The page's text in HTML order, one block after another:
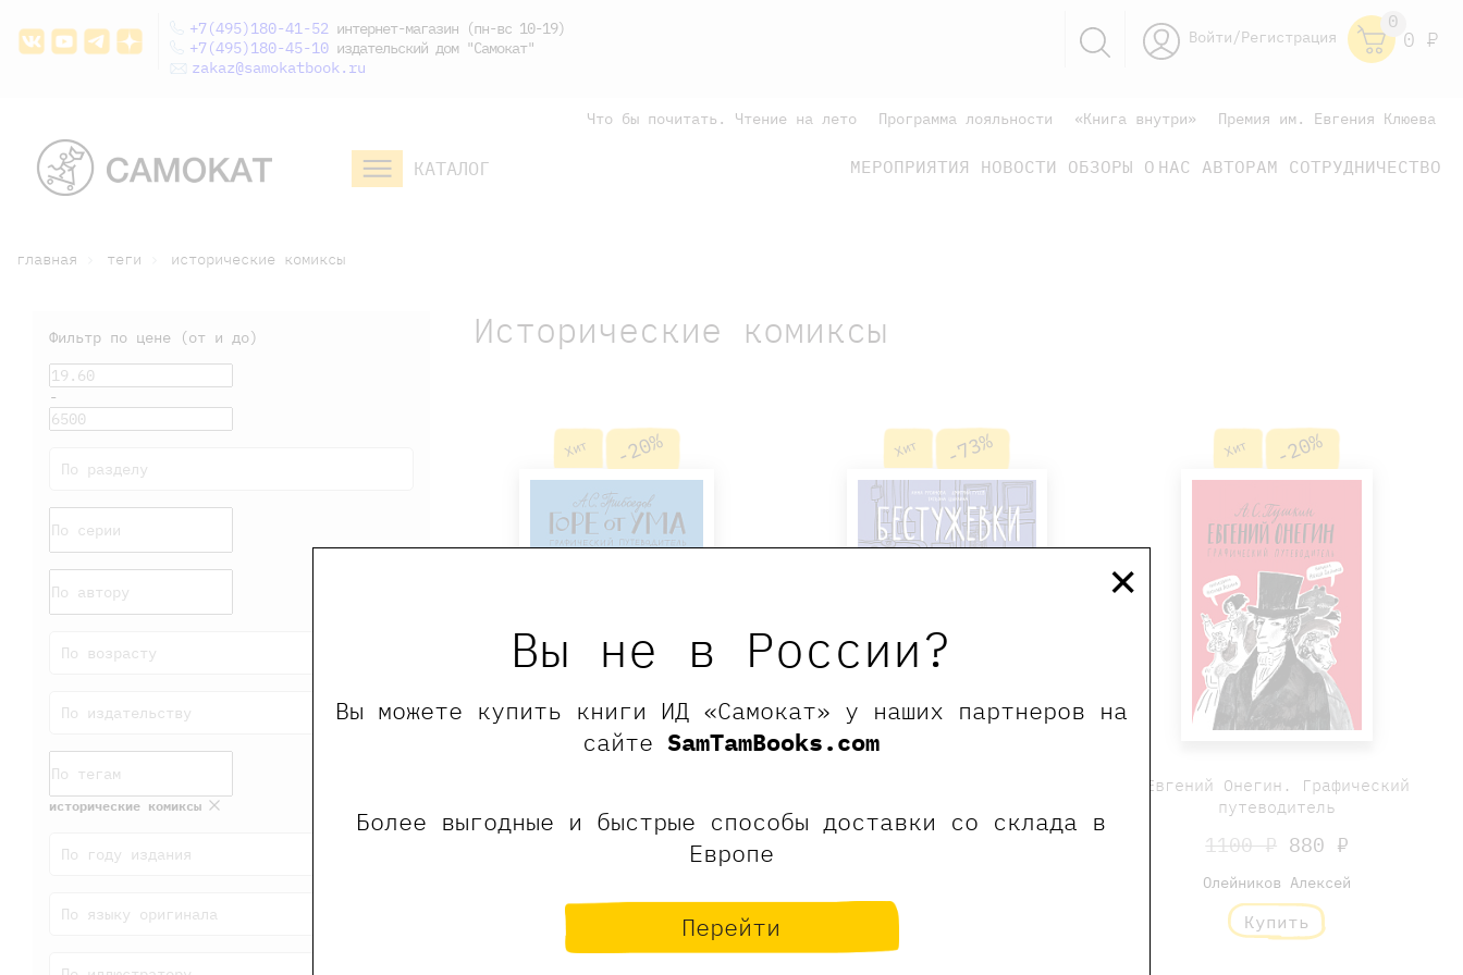
Вы не в России?
Вы можете купить книги ИД «Самокат» у наших партнеров на
сайтеSamTamBooks.com
Более выгодные и быстрые способы доставки со склада в
Европе
Перейти
×
+7(495)180-41-52 интернет-магазин (пн-вс 10-19)
+7(495)180-45-10 издательский дом "Самокат"
zakaz@samokatbook.ru
Войти/Регистрация
0
0 Р
Что бы почитать. Чтение на лето Программа лояльности «Книга внутри» Премия им. Евгения Клюева
КАТАЛОГ МЕРОПРИЯТИЯ НОВОСТИ ОБЗОРЫ О НАС АВТОРАМ СОТРУДНИЧЕСТВО
дошкольникам
главная теги исторические комиксы
Фильтр по цене (от и до)
-
По разделу
По возрасту
По издательству
исторические комиксы
По году издания
По языку оригинала
Исторические комиксы
Хит -20% Хит -73% Хит -20%
Евгений Онегин. Графический
путеводитель
1100 ₽ 880 ₽
Олейников Алексей
Купить